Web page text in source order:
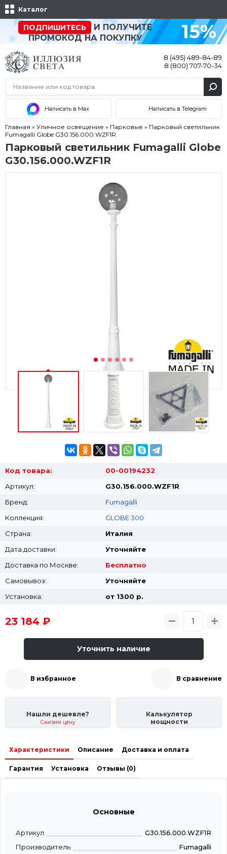
Каталог
ПОДПИШИТЕСЬ
И ПОЛУЧИТЕ
ПРОМОКОД НА ПОКУПКУ
15%
8 (495) 489-84-89
8 (800) 707-70-34
Написать в Max Написать в Telegram
Главная » Уличное освещение » Парковые » Парковый светильник
Fumagalli Globe G30.156.000.WZF1R
Парковый светильник Fumagalli Globe
G30.156.000.WZF1R
Код товара:
00-00194232
Артикул:
G30.156.000.WZF1R
Бренд:
Fumagalli
Коллекция:
GLOBE 300
Страна:
Италия
Дата доставки:
Уточняйте
Доставка по Москве:
Бесплатно
Самовывоз:
Уточняйте
Установка:
от 1300 p.
23 184 ₽
Уточнить наличие
В избранное В сравнение
Нашли дешевле?
Снизим цену
Калькулятор
мощности
Характеристики Описание Доставка и оплата
Гарантия Установка Отзывы (0)
Основные
Артикул
G30.156.000.WZF1R
Производитель
Fumagalli